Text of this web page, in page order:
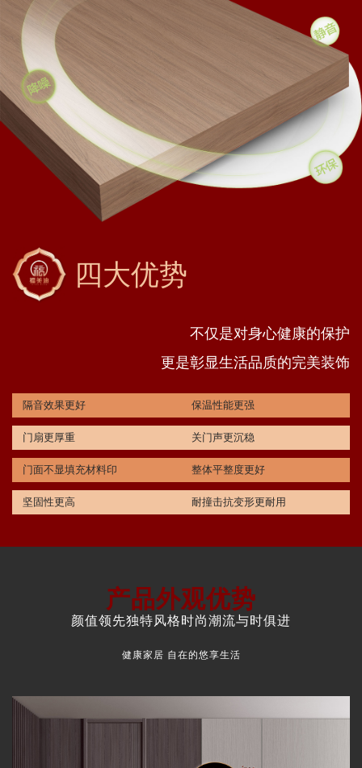
四大优势
不仅是对身心健康的保护
更是彰显生活品质的完美装饰
隔音效果更好 保温性能更强
门扇更厚重 关门声更沉稳
门面不显填充材料印 整体平整度更好
坚固性更高 耐撞击抗变形更耐用
产品外观优势
颜值领先独特风格时尚潮流与时俱进
健康家居 自在的悠享生活